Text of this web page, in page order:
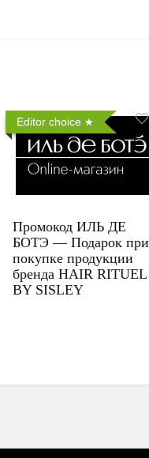
Editor choice
Промокод ИЛЬ ДЕ
БОТЭ — Подарок при
покупке продукции
бренда HAIR RITUEL
BY SISLEY